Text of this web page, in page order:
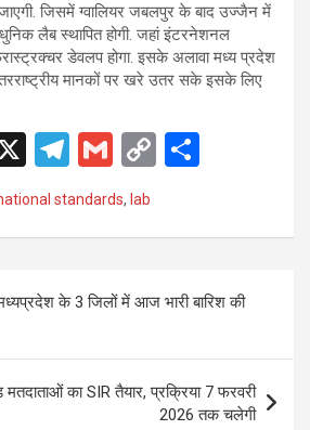
जाएगी. जिसमें ग्वालियर जबलपुर के बाद उज्जैन में
लैब स्थापित होगी. जहां इंटरनेशनल
डेवलप होगा. इसके अलावा मध्य प्रदेश
मानकों पर खरे उतर सके इसके लिए
X
T
el
e
a
G
m
ail
C
n
standards, lab
के 3 जिलों में आज भारी बारिश की
का SIR तैयार, प्रक्रिया 7 फरवरी
2026 तक चलेगी